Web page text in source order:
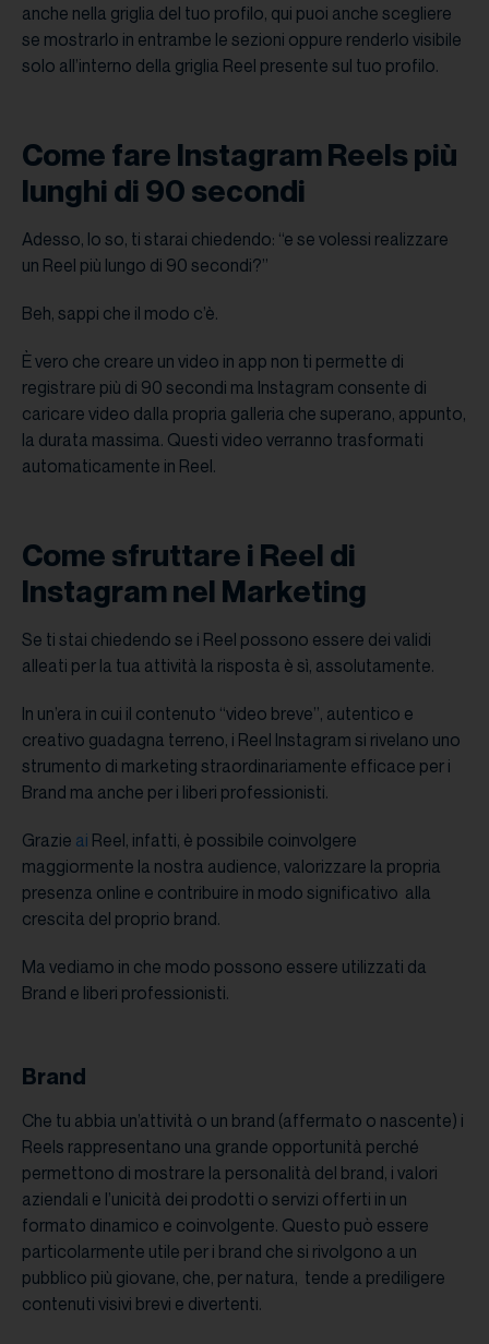
anche nella griglia del tuo profilo, qui puoi anche scegliere
se mostrarlo in entrambe le sezioni oppure renderlo visibile
solo all’interno della griglia Reel presente sul tuo profilo.
Come fare Instagram Reels più
lunghi di 90 secondi
Adesso, lo so, ti starai chiedendo: “e se volessi realizzare
un Reel più lungo di 90 secondi?”
Beh, sappi che il modo c’è.
È vero che creare un video in app non ti permette di
registrare più di 90 secondi ma Instagram consente di
caricare video dalla propria galleria che superano, appunto,
la durata massima. Questi video verranno trasformati
automaticamente in Reel.
Come sfruttare i Reel di
Instagram nel Marketing
Se ti stai chiedendo se i Reel possono essere dei validi
alleati per la tua attività la risposta è sì, assolutamente.
In un’era in cui il contenuto “video breve”, autentico e
creativo guadagna terreno, i Reel Instagram si rivelano uno
strumento di marketing straordinariamente efficace per i
Brand ma anche per i liberi professionisti.
Grazie ai Reel, infatti, è possibile coinvolgere
maggiormente la nostra audience, valorizzare la propria
presenza online e contribuire in modo significativo alla
crescita del proprio brand.
Ma vediamo in che modo possono essere utilizzati da
Brand e liberi professionisti.
Brand
Che tu abbia un’attività o un brand (affermato o nascente) i
Reels rappresentano una grande opportunità perché
permettono di mostrare la personalità del brand, i valori
aziendali e l’unicità dei prodotti o servizi offerti in un
formato dinamico e coinvolgente. Questo può essere
particolarmente utile per i brand che si rivolgono a un
pubblico più giovane, che, per natura, tende a prediligere
contenuti visivi brevi e divertenti.